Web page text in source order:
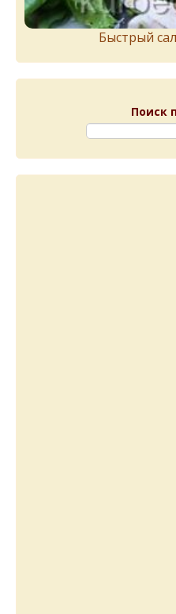
Быстрый
Поиск